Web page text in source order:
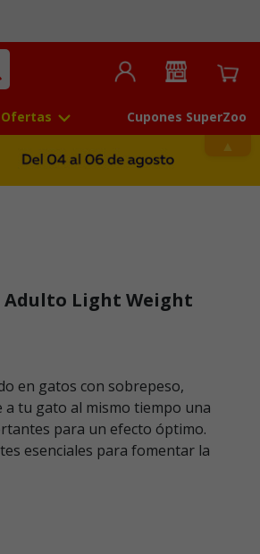
Ofertas Cupones SuperZoo
Adulto Light Weight
en gatos con sobrepeso,
a tu gato al mismo tiempo una
para un efecto óptimo.
esenciales para fomentar la